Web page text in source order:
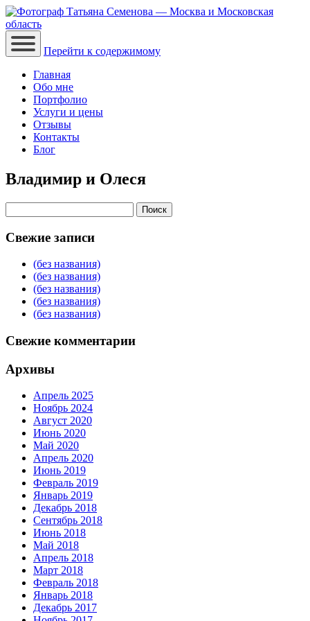
Перейти к содержимому
Главная
Обо мне
Портфолио
Услуги и цены
Отзывы
Контакты
Блог
Владимир и Олеся
Свежие записи
(без названия)
(без названия)
(без названия)
(без названия)
(без названия)
Свежие комментарии
Архивы
Апрель 2025
Ноябрь 2024
Август 2020
Июнь 2020
Май 2020
Апрель 2020
Июнь 2019
Февраль 2019
Январь 2019
Декабрь 2018
Сентябрь 2018
Июнь 2018
Май 2018
Апрель 2018
Март 2018
Февраль 2018
Январь 2018
Декабрь 2017